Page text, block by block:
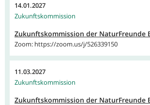
14.01.2027
Zukunftskommission
Zukunftskommission der NaturFreunde
Zoom: https://zoom.us/j/526339150
11.03.2027
Zukunftskommission
Zukunftskommission der NaturFreunde